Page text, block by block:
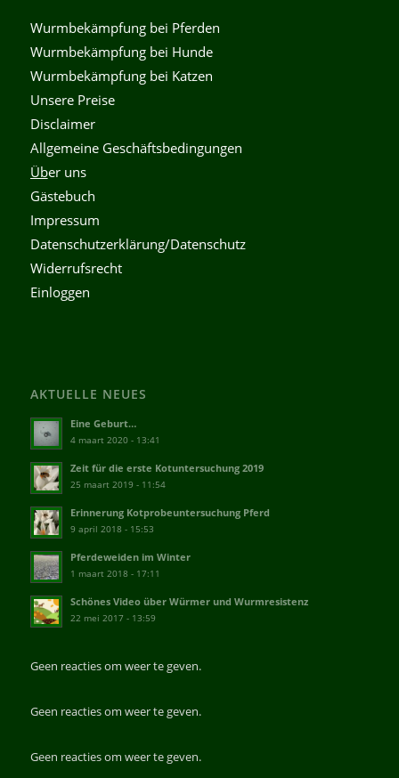
Wurmbekämpfung bei Pferden
Wurmbekämpfung bei Hunde
Wurmbekämpfung bei Katzen
Unsere Preise
Disclaimer
Allgemeine Geschäftsbedingungen
Über uns
Gästebuch
Impressum
Datenschutzerklärung/Datenschutz
Widerrufsrecht
Einloggen
AKTUELLE NEUES
Eine Geburt…
4 maart 2020 - 13:41
Zeit für die erste Kotuntersuchung 2019
25 maart 2019 - 11:54
Erinnerung Kotprobeuntersuchung Pferd
9 april 2018 - 15:53
Pferdeweiden im Winter
1 maart 2018 - 17:11
Schönes Video über Würmer und Wurmresistenz
22 mei 2017 - 13:59
Geen reacties om weer te geven.
Geen reacties om weer te geven.
Geen reacties om weer te geven.